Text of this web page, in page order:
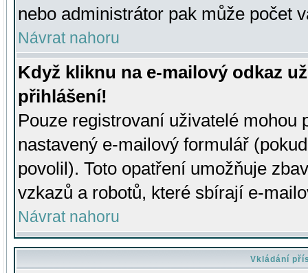
nebo administrátor pak může počet
Návrat nahoru
Když kliknu na e-mailový odkaz
přihlášení!
Pouze registrovaní uživatelé mohou
nastavený e-mailový formulář
povolil). Toto opatření umožňuje
vzkazů a robotů, které sbírají e-
Návrat nahoru
Vkládání